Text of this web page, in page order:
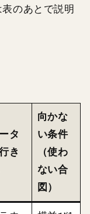
のあとで説明
タ
き
向かな
い条件
（使わ
ない合
図）